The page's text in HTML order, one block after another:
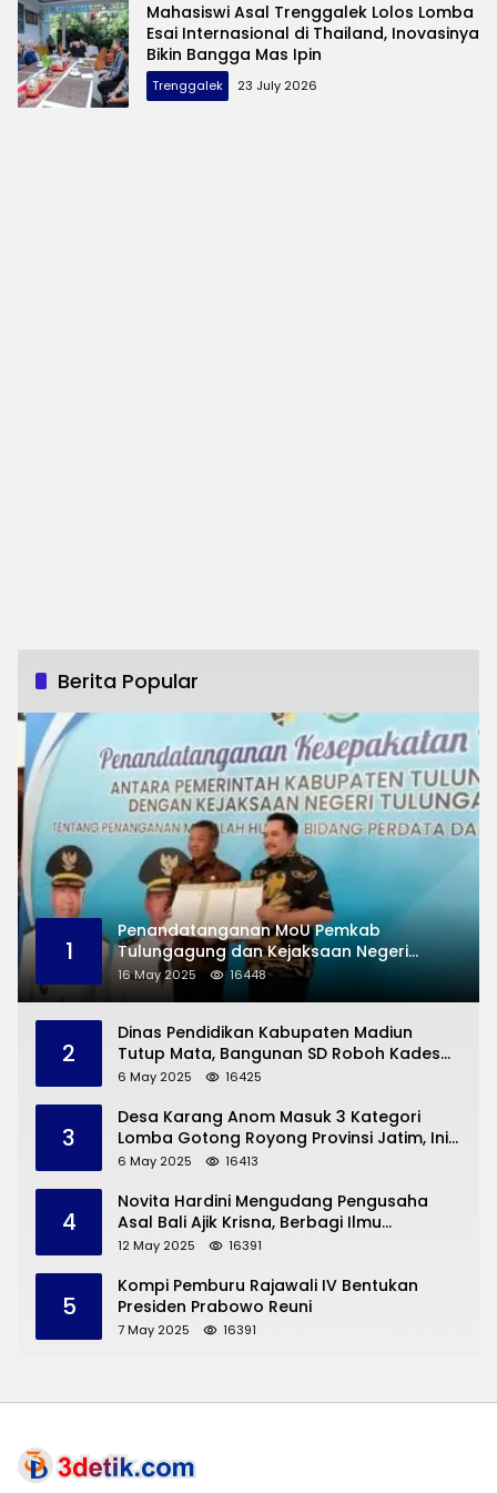
Mahasiswi Asal Trenggalek Lolos Lomba
Esai Internasional di Thailand, Inovasinya
Bikin Bangga Mas Ipin
Trenggalek 23 July 2026
Berita Popular
1
Penandatanganan MoU Pemkab
Tulungagung dan Kejaksaan Negeri
Permasalahan Hukum
16 May 2025 16448
2
Dinas Pendidikan Kabupaten Madiun
Tutup Mata, Bangunan SD Roboh Kades
Dermorejo Bangun Pakai Dana Pribadi
6 May 2025 16425
3
Desa Karang Anom Masuk 3 Kategori
Lomba Gotong Royong Provinsi Jatim, Ini
yang Disampaikan Sekda Trenggalek
6 May 2025 16413
4
Novita Hardini Mengudang Pengusaha
Asal Bali Ajik Krisna, Berbagi Ilmu
Pengembangan Pariwisata dan UMKM
12 May 2025 16391
5
Kompi Pemburu Rajawali IV Bentukan
Presiden Prabowo Reuni
7 May 2025 16391